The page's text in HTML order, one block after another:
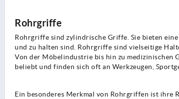
Rohrgriffe
Rohrgriffe sind zylindrische Griffe. Sie bieten
und zu halten sind. Rohrgriffe sind vielseitige
Von der Möbelindustrie bis hin zu medizinischen
beliebt und finden sich oft an Werkzeugen,
Ein besonderes Merkmal von Rohrgriffen ist ihre